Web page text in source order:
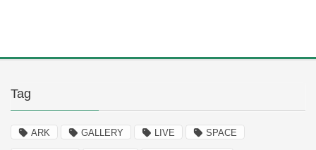
Tag
ARK GALLERY LIVE SPACE